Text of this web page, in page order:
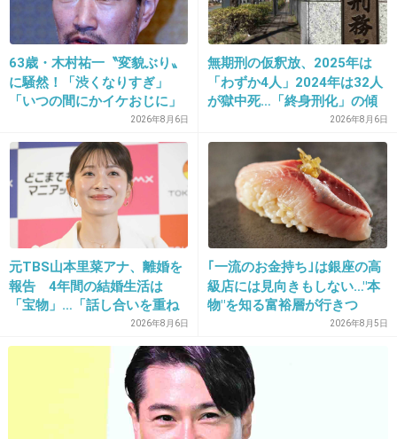
12. 匿名2013/02/11(月) 12:45:21
稲垣吾郎ってかなりの大根演技じゃん
なんで採用したんだよ
2013/02/11(月) 12:45:36
2時間ドラマなら見たけど、映画って…
+54
2013/02/11(月) 12:45:36
63歳・木村祐一〝変貌ぶり〟
に騒然！「渋くなりすぎ」
「いつの間にかイケおじに」
2026年8月6日
無期刑の仮釈放、2025年は
「わずか4人」2024年は32人
が獄中死…「終身刑化」の傾
2026年8月6日
元TBS山本里菜アナ、離婚を
報告 4年間の結婚生活は
「宝物」…「話し合いを重ね
2026年8月6日
｢一流のお金持ち｣は銀座の高
級店には見向きもしない…"本
物"を知る富裕層が行きつ
く"究極のスシ"の正体2026年8月5日